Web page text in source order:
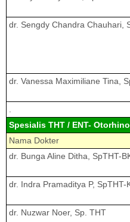
dr. Sengdy Chandra Chauhari,
dr. Vanessa Maximiliane Tina,
Spesialis THT / ENT-
Nama Dokter
dr. Bunga Aline Ditha, SpTHT-
dr. Indra Pramaditya P, SpTHT-
dr. Nuzwar Noer, Sp. THT